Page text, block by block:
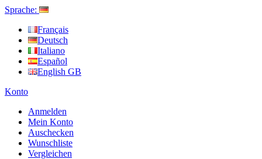
Sprache:
Français
Deutsch
Italiano
Español
English GB
Konto
Anmelden
Mein Konto
Auschecken
Wunschliste
Vergleichen